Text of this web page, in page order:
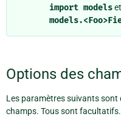
import models
Options des
Les paramètres suivants sont
champs. Tous sont facultatifs.